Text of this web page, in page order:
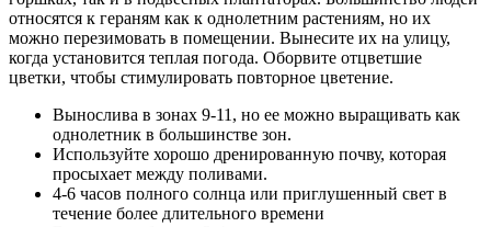
относятся к гераням как к однолетним растениям, но их
можно перезимовать в помещении. Вынесите их на улицу,
когда установится теплая погода. Оборвите отцветшие
цветки, чтобы стимулировать повторное цветение.
Вынослива в зонах 9-11, но ее можно выращивать как
однолетник в большинстве зон.
Используйте хорошо дренированную почву, которая
просыхает между поливами.
4-6 часов полного солнца или приглушенный свет в
течение более длительного времени